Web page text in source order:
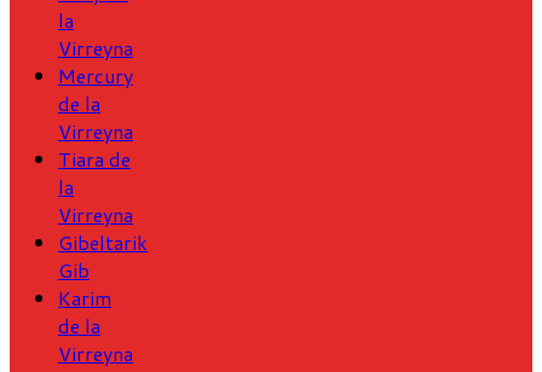
la
Virreyna
Mercury
de la
Virreyna
Tiara de
la
Virreyna
Gibeltarik
Gib
Karim
de la
Virreyna